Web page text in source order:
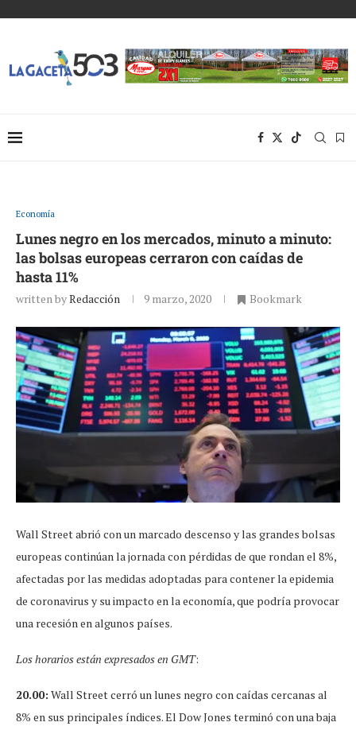
Economía
Lunes negro en los mercados, minuto a minuto:
las bolsas europeas cerraron con caídas de
hasta 11%
written byRedacción 9 marzo, 2020 Bookmark
Wall Street abrió con un marcado descenso y las grandes bolsas
europeas continúan la jornada con pérdidas de que rondan el 8%,
afectadas por las medidas adoptadas para contener la epidemia
de coronavirus y su impacto en la economía, que podría provocar
una recesión en algunos países.
Los horarios están expresados en GMT:
20.00: Wall Street cerró un lunes negro con caídas cercanas al
8% en sus principales índices. El Dow Jones terminó con una baja